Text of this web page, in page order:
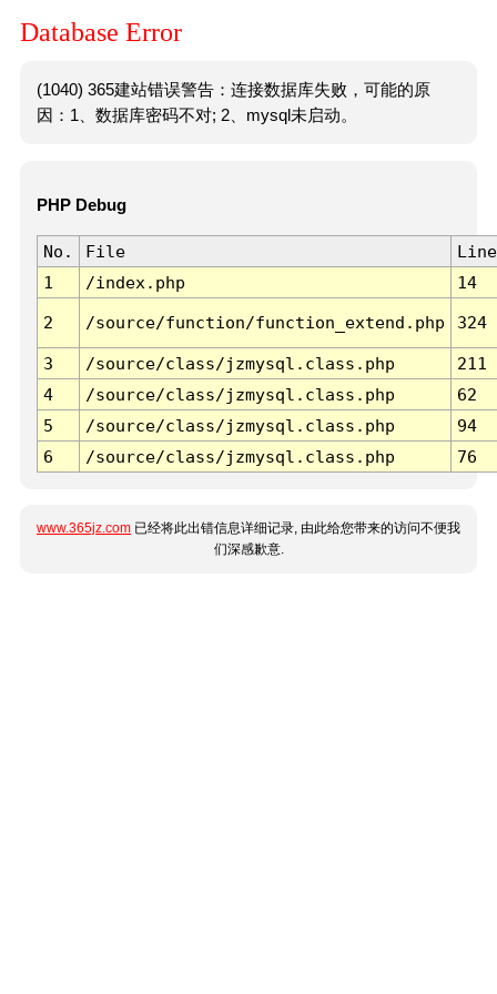
Database Error
(1040) 365建站错误警告：连接数据库失败，可能的原
因：1、数据库密码不对; 2、mysql未启动。
PHP Debug
No. File
Line
1
/index.php 14
2 /source/function/function_extend.php 324
3 /source/class/jzmysql.class.php
211
4
/source/class/jzmysql.class.php
62
5
/source/class/jzmysql.class.php
94
6
/source/class/jzmysql.class.php 76
www.365jz.com 已经将此出错信息详细记录, 由此给您带来的访问不便我
们深感歉意.